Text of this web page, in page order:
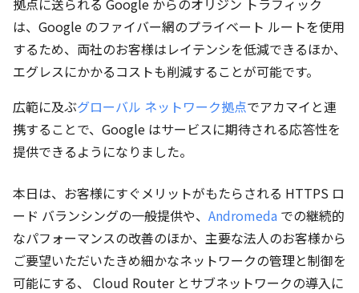
拠点に送られる Google からのオリジン トラフィック
は、Google のファイバー網のプライベート ルートを使用
するため、両社のお客様はレイテンシを低減できるほか、
エグレスにかかるコストも削減することが可能です。
広範に及ぶグローバル ネットワーク拠点でアカマイと連
携することで、Google はサービスに期待される応答性を
提供できるようになりました。
本日は、お客様にすぐメリットがもたらされる HTTPS ロ
ード バランシングの一般提供や、 Andromeda での継続的
なパフォーマンスの改善のほか、主要な法人のお客様から
ご要望いただいたきめ細かなネットワークの管理と制御を
可能にする、 Cloud Router とサブネットワークの導入に